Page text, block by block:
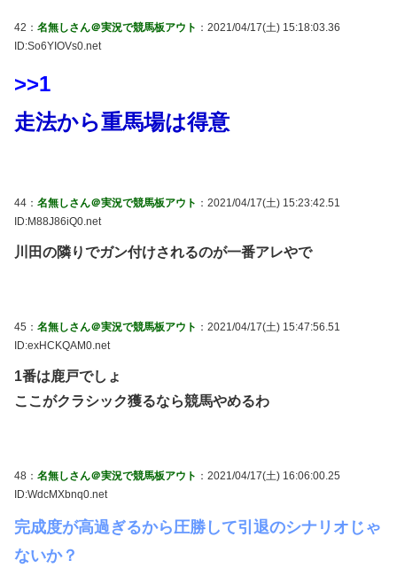
42： 名無しさん＠実況で競馬板アウト ：2021/04/17(土) 15:18:03.36
ID:So6YIOVs0.net
>>1
走法から重馬場は得意
44： 名無しさん＠実況で競馬板アウト ：2021/04/17(土) 15:23:42.51
ID:M88J86iQ0.net
川田の隣りでガン付けされるのが一番アレやで
45： 名無しさん＠実況で競馬板アウト ：2021/04/17(土) 15:47:56.51
ID:exHCKQAM0.net
1番は鹿戸でしょ
ここがクラシック獲るなら競馬やめるわ
48： 名無しさん＠実況で競馬板アウト ：2021/04/17(土) 16:06:00.25
ID:WdcMXbnq0.net
完成度が高過ぎるから圧勝して引退のシナリオじゃ
ないか？